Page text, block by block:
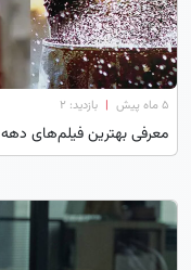
۵ ماه پیش | بازدید: 2
معرفی بهترین فیلم‌های دهه ۶۰